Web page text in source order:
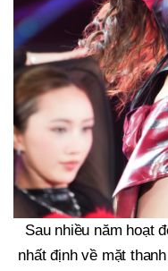
Sau nhiều năm hoạt
nhất định về mặt